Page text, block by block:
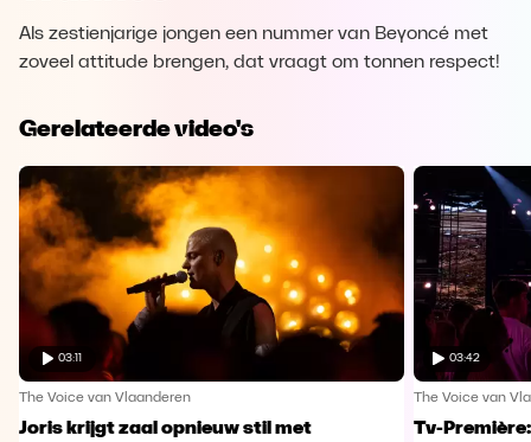
Als zestienjarige jongen een nummer van Beyoncé met
zoveel attitude brengen, dat vraagt om tonnen respect!
Gerelateerde video's
03:11
The Voice van Vlaanderen
Joris krijgt zaal opnieuw stil met
03:42
The Voice van
Tv-